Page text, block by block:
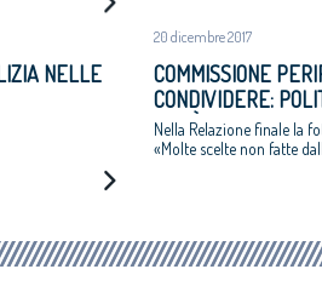
NELLE
20 dicembre 2017
COMMISSIONE
CONDIVIDERE:
CITTÀ»
Nella Relazione finale la
«Molte scelte non fatte